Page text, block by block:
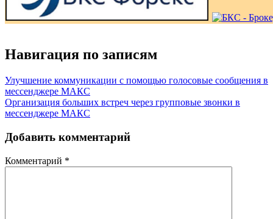
Навигация по записям
Улучшение коммуникации с помощью голосовые сообщения в
мессенджере МАКС
Организация больших встреч через групповые звонки в
мессенджере МАКС
Добавить комментарий
Комментарий *